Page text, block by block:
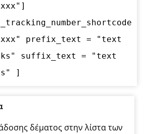
prefix_text = "text
suffix_text = "text
]
δέματος στην λίστα των